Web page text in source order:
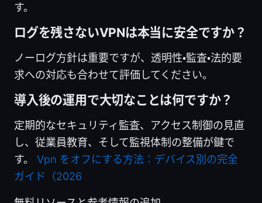
す。
ログを残さないVPNは本当に安全ですか？
ノーログ方針は重要ですが、透明性・監査・法的要
求への対応も合わせて評価してください。
導入後の運用で大切なことは何ですか？
定期的なセキュリティ監査、アクセス制御の見直
し、従業員教育、そして監視体制の整備が鍵で
す。 Vpn をオフにする方法：デバイス別の完全
ガイド（2026